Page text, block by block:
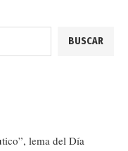
BUSCAR
lema del Día